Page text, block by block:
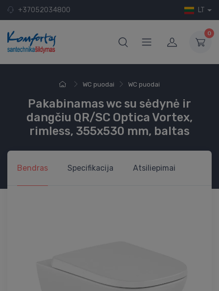
+37052034800 LT
0
WC puodai WC puodai
Pakabinamas wc su sėdynė ir
dangčiu QR/SC Optica Vortex,
rimless, 355x530 mm, baltas
Bendras Specifikacija Atsiliepimai